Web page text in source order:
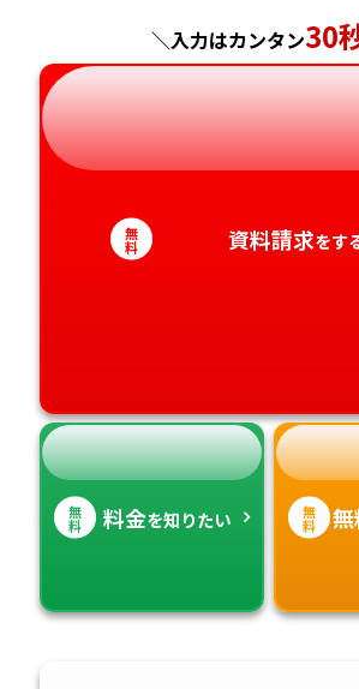
岐阜県
静岡県
奈良県
和歌山県
山口県
徳島県
香川県
熊本県
大分県
宮崎県
＼入力はカンタン30
無
料 資料請求をす
無
料 料金を知りたい 無
料